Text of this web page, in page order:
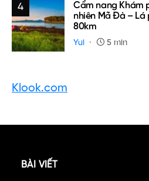
4
Cẩm nang Khám
nhiên Mã Đà – Lá
80km
Yui 5 min
Klook.com
BÀI VIẾT